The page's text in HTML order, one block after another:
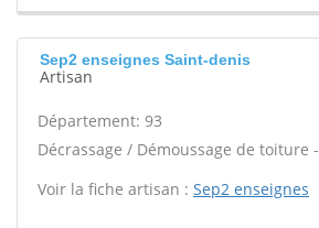
Sep2 enseignes Saint-denis
Artisan
Département: 93
Décrassage / Démoussage de toiture -
Voir la fiche artisan : Sep2 enseignes